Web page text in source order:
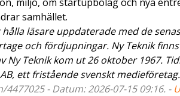
samhället.
läsare uppdaterade med de
och fördjupningar. Ny Teknik
Teknik kom ut 26 oktober 1967.
ett fristående svenskt
- Datum: 2026-07-15 09:16. -